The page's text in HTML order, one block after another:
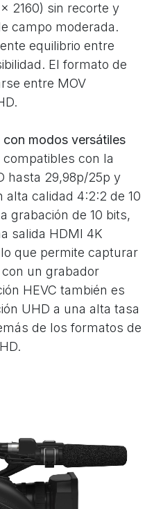
2160) sin recorte y
campo moderada.
equilibrio entre
El formato de
entre MOV
modos versátiles
con la
hasta 29,98p/25p y
alta calidad 4:2:2 de 10
grabación de 10 bits,
salida HDMI 4K
que permite capturar
un grabador
HEVC también es
UHD a una alta tasa
de los formatos de